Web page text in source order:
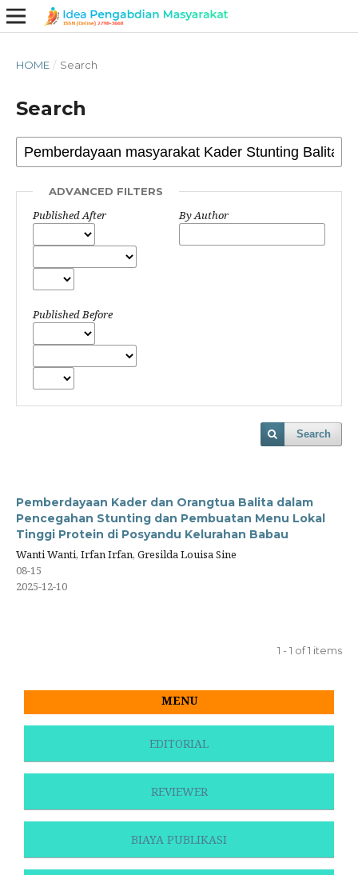
HOME / Search
Search
ADVANCED FILTERS
Published After
Published Before
By Author
Search
Pemberdayaan Kader dan Orangtua Balita dalam
Pencegahan Stunting dan Pembuatan Menu Lokal
Tinggi Protein di Posyandu Kelurahan Babau
Wanti Wanti, Irfan Irfan, Gresilda Louisa Sine
08-15
2025-12-10
1 - 1 of 1 items
MENU
EDITORIAL
REVIEWER
BIAYA PUBLIKASI